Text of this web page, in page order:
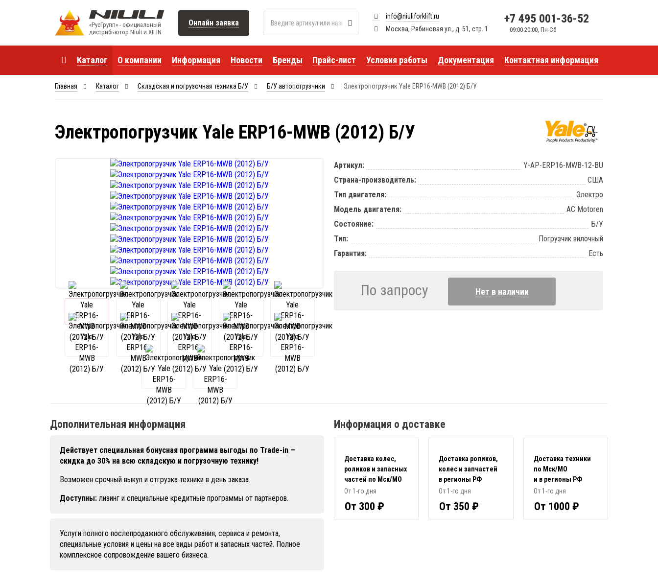
«РусГрупп» - официальный
диcтрибьютор Niuli и XILIN
Онлайн заявка
info@niuliforklift.ru
Москва, Рябиновая ул., д. 51, стр. 1
+7 495 001-36-52
09:00-20:00, Пн-Сб
Каталог О компании Информация Новости Бренды Прайс-лист Условия работы Документация Контактная информация
Главная Каталог Складская и погрузочная техника Б/У Б/У автопогрузчики Электропогрузчик Yale ERP16-MWB (2012) Б/У
Электропогрузчик Yale ERP16-MWB (2012) Б/У
Артикул:
Y-AP-ERP16-MWB-12-BU
Страна-производитель:
США
Тип двигателя:
Электро
Модель двигателя:
AC Motoren
Состояние:
Б/У
Тип:
Погрузчик вилочный
Гарантия:
Есть
По запросу Нет в наличии
Дополнительная информация
Действует специальная бонусная программа выгоды по Trade-in —
скидка до 30% на всю складскую и погрузочную технику!
Возможен срочный выкуп и отгрузка техники в день заказа.
Доступны: лизинг и специальные кредитные программы от партнеров.
Услуги полного послепродажного обслуживания, сервиса и ремонта,
специальные условия и цены на все виды работ и запасных частей. Полное
комплексное сопровождение вашего бизнеса.
Информация о доставке
Доставка колес,
роликов и запасных
частей по Мск/МО
От 1-го дня
От 300 ₽
Доставка роликов,
колес и запчастей
в регионы РФ
От 1-го дня
От 350 ₽
Доставка техники
по Мск/МО
и в регионы РФ
От 1-го дня
От 1000 ₽